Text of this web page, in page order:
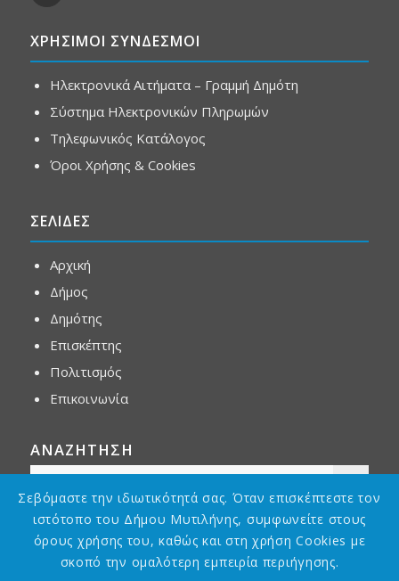
ΧΡΗΣΙΜΟΙ ΣΥΝΔΕΣΜΟΙ
Ηλεκτρονικά Αιτήματα – Γραμμή Δημότη
Σύστημα Ηλεκτρονικών Πληρωμών
Τηλεφωνικός Κατάλογος
Όροι Χρήσης & Cookies
ΣΕΛΙΔΕΣ
Αρχική
Δήμος
Δημότης
Επισκέπτης
Πολιτισμός
Επικοινωνία
ΑΝΑΖΗΤΗΣΗ
Σεβόμαστε την ιδιωτικότητά σας. Όταν επισκέπτεστε τον
ιστότοπο του Δήμου Μυτιλήνης, συμφωνείτε στους
όρους χρήσης του, καθώς και στη χρήση Cookies με
σκοπό την ομαλότερη εμπειρία περιήγησης.